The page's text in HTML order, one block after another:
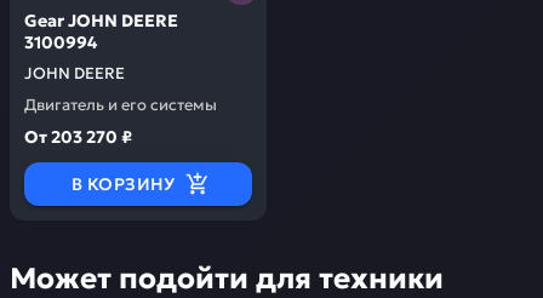
JOHN DEERE
Gear JOHN DEERE
3100994
Двигатель и его системы
От203 270 ₽
В КОРЗИНУ
Может подойти для техники